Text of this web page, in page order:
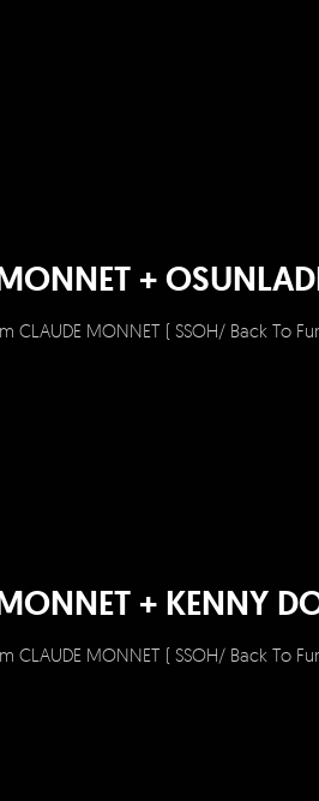
+
CLAUDE MONNET ( SSOH/ Back To
+ KENNY
CLAUDE MONNET ( SSOH/ Back To